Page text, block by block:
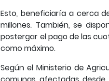
Esto, beneficiaría a cerca
millones. También, se
postergar el pago de las
como máximo.
Según el Ministerio de